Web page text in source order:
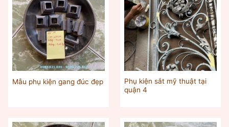
Mẫu phụ kiện gang đúc đẹp
Phụ kiện sắt mỹ thuật tại
quận 4